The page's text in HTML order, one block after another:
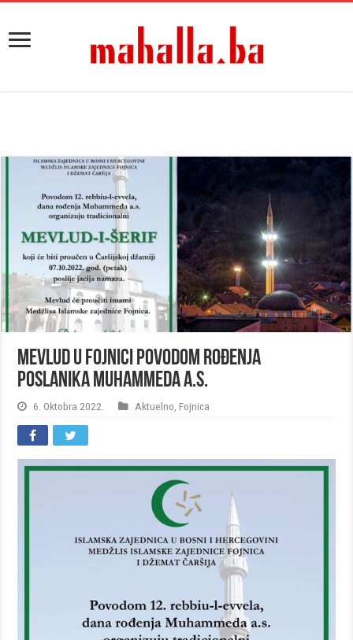
Mevlud u Fojnici povodom rođenja
poslanika Muhammeda a.s.
6. Oktobra 2022. Aktuelno Fojnica